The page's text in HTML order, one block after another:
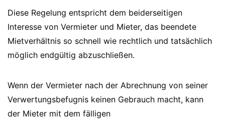
Diese Regelung entspricht dem beiderseitigen
Interesse von Vermieter und Mieter, das beendete
Mietverhältnis so schnell wie rechtlich und tatsächlich
möglich endgültig abzuschließen.
Wenn der Vermieter nach der Abrechnung von seiner
Verwertungsbefugnis keinen Gebrauch macht, kann
der Mieter mit dem fälligen